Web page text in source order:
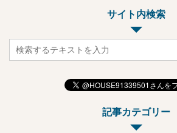
思います。 書斎は１畳ほ
どのスペースがあれば十
分なので、無理な設計を
することなく作れるのも
書斎の施工例や設計のポ
リットなどを解説し ...
略さ
材料
ため
安心
るほ
と思
で、
サイト内検索
記事カテゴリー